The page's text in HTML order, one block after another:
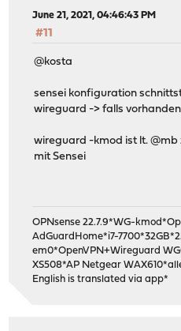
June 21, 2021, 04:46:43 PM
#11
@kosta
sensei konfiguration
wireguard -> falls
wireguard -kmod ist lt.
mit Sensei
OPNsense 22.7.9*WG-
AdGuardHome*i7-
em0*OpenVPN+Wireguard
XS508*AP Netgear
English is translated via app*